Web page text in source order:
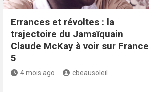
Errances et révoltes : la
trajectoire du Jamaïquain
Claude McKay à voir sur France
5
4 mois ago cbeausoleil